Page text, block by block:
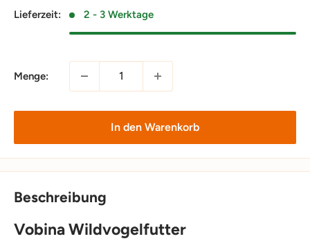
Lieferzeit: 2 - 3 Werktage
Menge:
In den Warenkorb
Beschreibung
Vobina Wildvogelfutter